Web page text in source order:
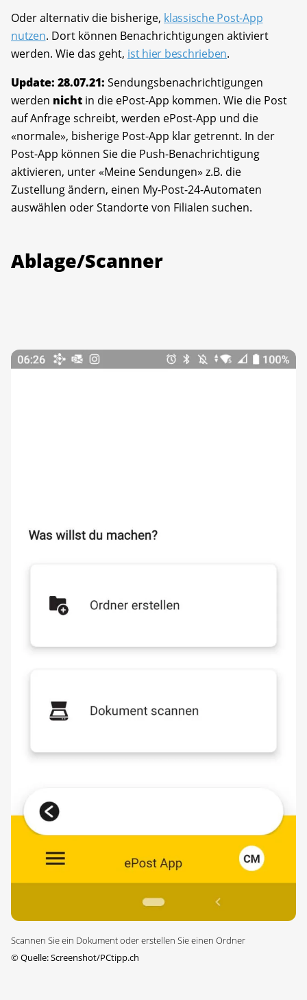
Oder alternativ die bisherige, klassische Post-App
nutzen. Dort können Benachrichtigungen aktiviert
werden. Wie das geht, ist hier beschrieben.
Update: 28.07.21: Sendungsbenachrichtigungen
werden nicht in die ePost-App kommen. Wie die Post
auf Anfrage schreibt, werden ePost-App und die
«normale», bisherige Post-App klar getrennt. In der
Post-App können Sie die Push-Benachrichtigung
aktivieren, unter «Meine Sendungen» z.B. die
Zustellung ändern, einen My-Post-24-Automaten
auswählen oder Standorte von Filialen suchen.
Ablage/Scanner
Scannen Sie ein Dokument oder erstellen Sie einen Ordner
©Quelle: Screenshot/PCtipp.ch